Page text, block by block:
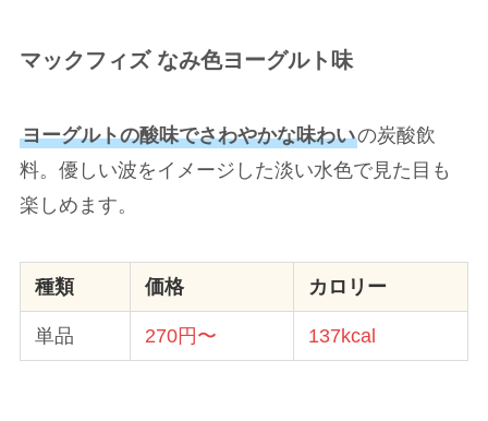
マックフィズ なみ色ヨーグルト味
ヨーグルトの酸味でさわやかな味わいの炭酸飲
料。優しい波をイメージした淡い水色で見た目も
楽しめます。
種類 価格 カロリー
単品 270円〜 137kcal